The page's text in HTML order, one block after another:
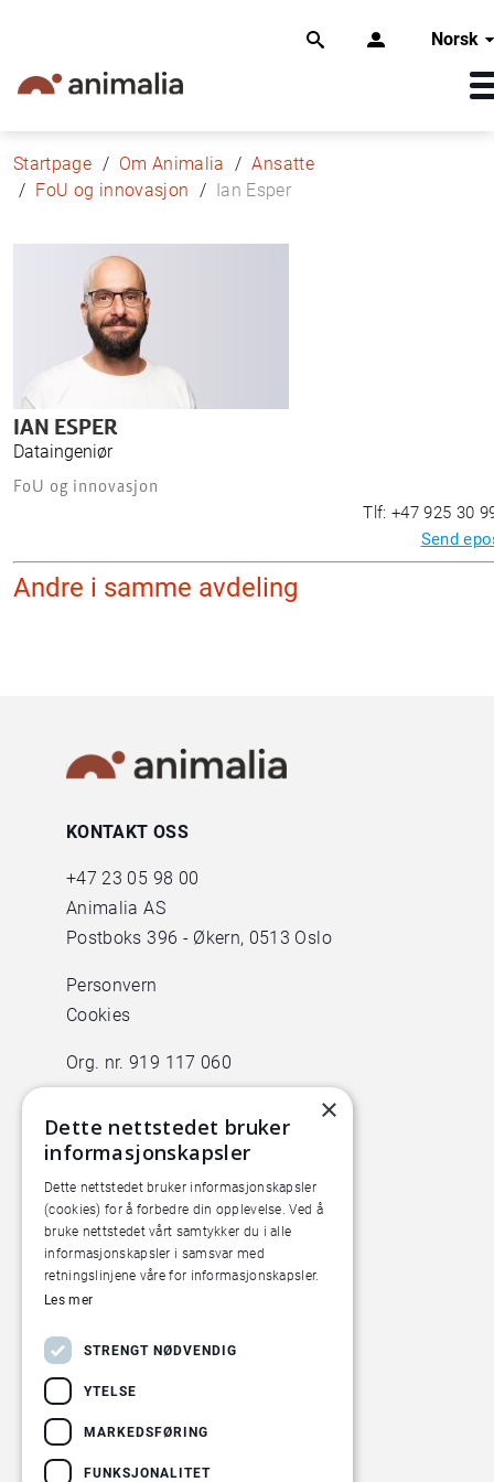
Norsk
Startpage Om Animalia
Ansatte
FoU og innovasjon
Ian Esper
IAN ESPER
Dataingeniør
FoU og innovasjon
Tlf: +47 925 30
Send
Andre i samme avdeling
KONTAKT OSS
+47 23 05 98 00
Animalia AS
Postboks 396 - Økern, 0513 Oslo
Personvern
Cookies
Org. nr. 919 117 060
Animalia
Lørenveien 38
0585 Oslo
Pilotanlegget
×
Dette nettstedet bruker
informasjonskapsler
Dette nettstedet bruker informasjonskapsler
(cookies) for å forbedre din opplevelse. Ved å
bruke nettstedet vårt samtykker du i alle
informasjonskapsler i samsvar med
retningslinjene våre for informasjonskapsler.
Les mer
STRENGT NØDVENDIG
YTELSE
MARKEDSFØRING
FUNKSJONALITET